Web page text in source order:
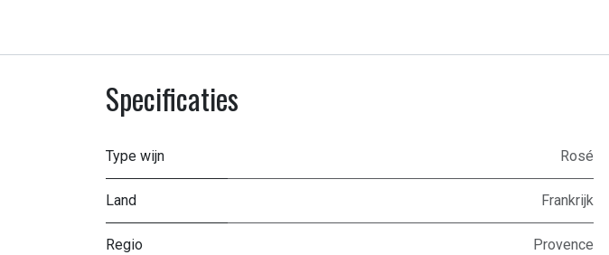
Specificaties
Type wijn Rosé
Land Frankrijk
Regio Provence